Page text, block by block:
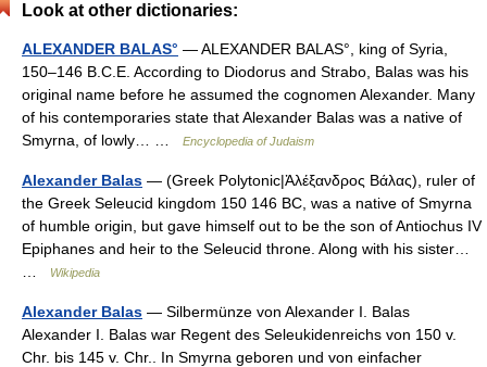
Look at other dictionaries:
ALEXANDER BALAS° — ALEXANDER BALAS°, king of Syria,
150–146 B.C.E. According to Diodorus and Strabo, Balas was his
original name before he assumed the cognomen Alexander. Many
of his contemporaries state that Alexander Balas was a native of
Smyrna, of lowly… …
Encyclopedia of Judaism
Alexander Balas — (Greek Polytonic|Ἀλέξανδρoς Bάλας), ruler of
the Greek Seleucid kingdom 150 146 BC, was a native of Smyrna
of humble origin, but gave himself out to be the son of Antiochus IV
Epiphanes and heir to the Seleucid throne. Along with his sister…
Wikipedia
Alexander Balas — Silbermünze von Alexander I. Balas
Alexander I. Balas war Regent des Seleukidenreichs von 150 v.
Chr. bis 145 v. Chr.. In Smyrna geboren und von einfacher